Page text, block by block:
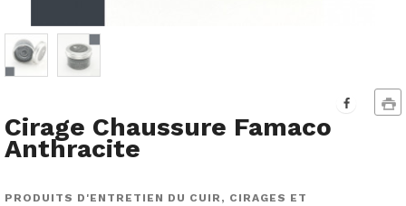
Cirage Chaussure Famaco
Anthracite
PRODUITS D'ENTRETIEN DU CUIR, CIRAGES ET